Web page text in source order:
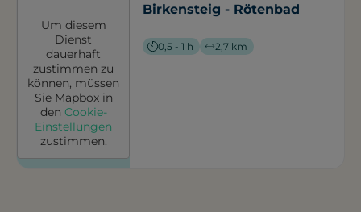
Um diesem
Dienst
dauerhaft
zustimmen zu
können, müssen
Sie Mapboxin
den Cookie-
Einstellungen
zustimmen.
Birkensteig - Rötenbad
0,5 - 1 h 2,7 km